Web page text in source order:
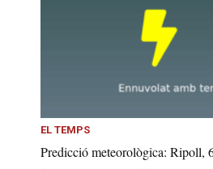
EL TEMPS
Predicció meteorològica: Ripoll,